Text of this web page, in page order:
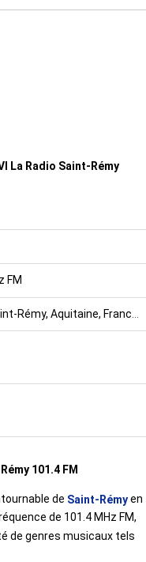
La Radio Saint-Rémy
FM
Rémy, Aquitaine, France
101.4 FM
de Saint-Rémyen
de 101.4 MHz FM,
de genres musicaux tels